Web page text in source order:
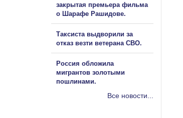
закрытая премьера фильма
о Шарафе Рашидове.
Таксиста выдворили за
отказ везти ветерана СВО.
Россия обложила
мигрантов золотыми
пошлинами.
Все новости...